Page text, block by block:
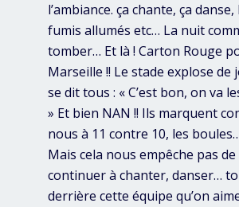
l’ambiance. ça chante, ça danse,
fumis allumés etc… La nuit
tomber… Et là ! Carton Rouge
Marseille !! Le stade explose de
se dit tous : « C’est bon, on va
» Et bien NAN !! Ils marquent
nous à 11 contre 10, les
Mais cela nous empêche pas de
continuer à chanter, danser…
derrière cette équipe qu’on